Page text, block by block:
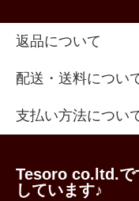
返品について
配送・送料につい
支払い方法につい
Tesoro co.ltd.で
しています♪